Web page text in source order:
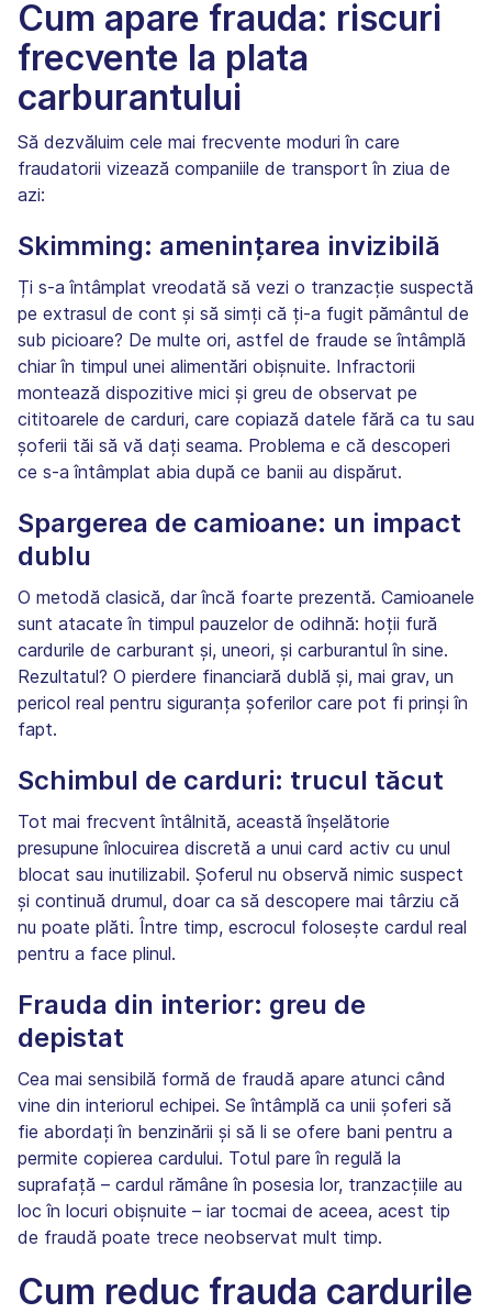
Cum apare frauda: riscuri
frecvente la plata
carburantului
Să dezvăluim cele mai frecvente moduri în care
fraudatorii vizează companiile de transport în ziua de
azi:
Skimming: amenințarea invizibilă
Ți s-a întâmplat vreodată să vezi o tranzacție suspectă
pe extrasul de cont și să simți că ți-a fugit pământul de
sub picioare? De multe ori, astfel de fraude se întâmplă
chiar în timpul unei alimentări obișnuite. Infractorii
montează dispozitive mici și greu de observat pe
cititoarele de carduri, care copiază datele fără ca tu sau
șoferii tăi să vă dați seama. Problema e că descoperi
ce s-a întâmplat abia după ce banii au dispărut.
Spargerea de camioane: un impact
dublu
O metodă clasică, dar încă foarte prezentă. Camioanele
sunt atacate în timpul pauzelor de odihnă: hoții fură
cardurile de carburant și, uneori, și carburantul în sine.
Rezultatul? O pierdere financiară dublă și, mai grav, un
pericol real pentru siguranța șoferilor care pot fi prinși în
fapt.
Schimbul de carduri: trucul tăcut
Tot mai frecvent întâlnită, această înșelătorie
presupune înlocuirea discretă a unui card activ cu unul
blocat sau inutilizabil. Șoferul nu observă nimic suspect
și continuă drumul, doar ca să descopere mai târziu că
nu poate plăti. Între timp, escrocul folosește cardul real
pentru a face plinul.
Frauda din interior: greu de
depistat
Cea mai sensibilă formă de fraudă apare atunci când
vine din interiorul echipei. Se întâmplă ca unii șoferi să
fie abordați în benzinării și să li se ofere bani pentru a
permite copierea cardului. Totul pare în regulă la
suprafață – cardul rămâne în posesia lor, tranzacțiile au
loc în locuri obișnuite – iar tocmai de aceea, acest tip
de fraudă poate trece neobservat mult timp.
Cum reduc frauda cardurile